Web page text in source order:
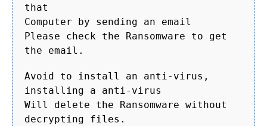
that
Computer by sending an email
Please check the Ransomware to get
the email.
Avoid to install an anti-virus,
installing a anti-virus
Will delete the Ransomware without
decrypting files.